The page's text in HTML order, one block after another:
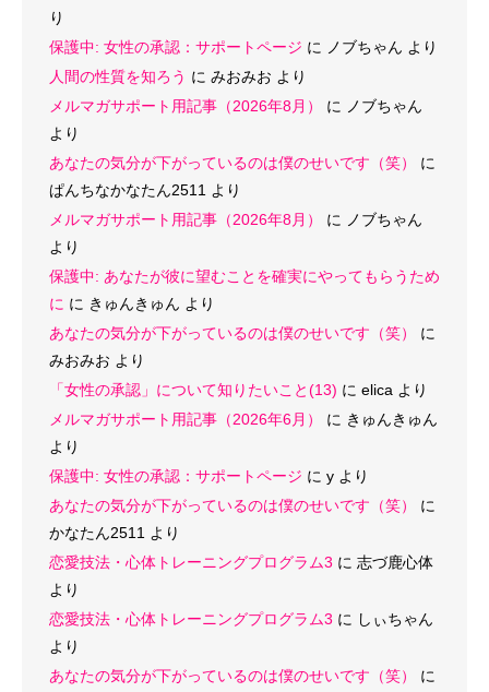
り
保護中: 女性の承認：サポートページ に ノブちゃん より
人間の性質を知ろう に みおみお より
メルマガサポート用記事（2026年8月）
に
ノブちゃん
より
あなたの気分が下がっているのは僕のせいです（笑）
に
ぱんちなかなたん2511 より
メルマガサポート用記事（2026年8月）
に
ノブちゃん
より
保護中: あなたが彼に望むことを確実にやってもらうため
に に きゅんきゅん より
あなたの気分が下がっているのは僕のせいです（笑）
に
みおみお より
「女性の承認」について知りたいこと(13) に elica より
メルマガサポート用記事（2026年6月）
に きゅんきゅん
より
保護中: 女性の承認：サポートページ に y より
あなたの気分が下がっているのは僕のせいです（笑）
に
かなたん2511 より
恋愛技法・心体トレーニングプログラム3 に 志づ鹿心体
より
恋愛技法・心体トレーニングプログラム3 に しぃちゃん
より
あなたの気分が下がっているのは僕のせいです（笑）
に